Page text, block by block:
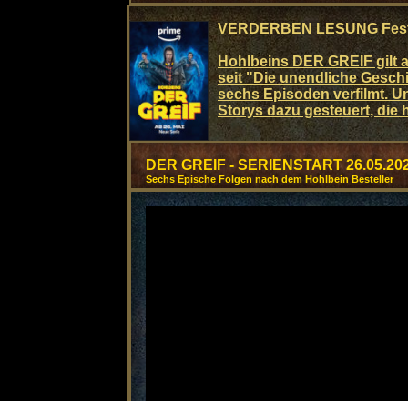
VERDERBEN LESUNG
Hohlbeins DER GREIF gilt
seit "Die unendliche
sechs Episoden verfilmt.
Storys dazu gesteuert, die
DER GREIF - SERIENSTART
Sechs Epische Folgen nach dem Hohlbein Besteller